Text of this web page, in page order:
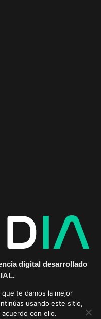
digital desarrollado
te damos la mejor
usando este sitio,
con ello.